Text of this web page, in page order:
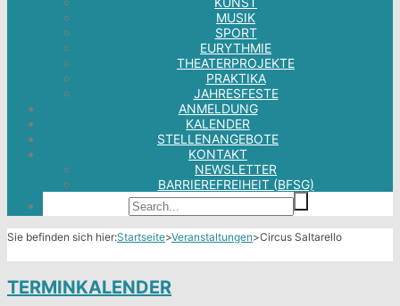
MUSIK
SPORT
EURYTHMIE
THEATERPROJEKTE
PRAKTIKA
JAHRESFESTE
ANMELDUNG
KALENDER
STELLENANGEBOTE
KONTAKT
NEWSLETTER
BARRIEREFREIHEIT (BFSG)
Sie befinden sich hier:Startseite>Veranstaltungen>Circus Saltarello
TERMINKALENDER